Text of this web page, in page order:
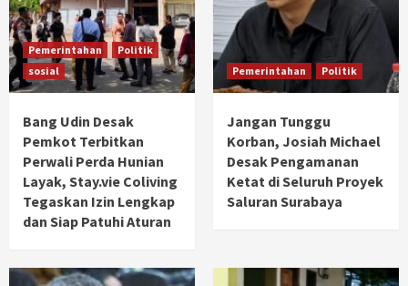
Pemerintahan
Politik
sosial
Bang Udin Desak
Pemkot Terbitkan
Perwali Perda Hunian
Layak, Stay.vie Coliving
Tegaskan Izin Lengkap
dan Siap Patuhi Aturan
Pemerintahan Politik
Jangan Tunggu
Korban, Josiah Michael
Desak Pengamanan
Ketat di Seluruh Proyek
Saluran Surabaya